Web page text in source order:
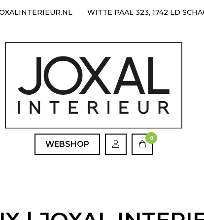
WITTE PAAL 323, 1742 LD
WEBSHOP
0